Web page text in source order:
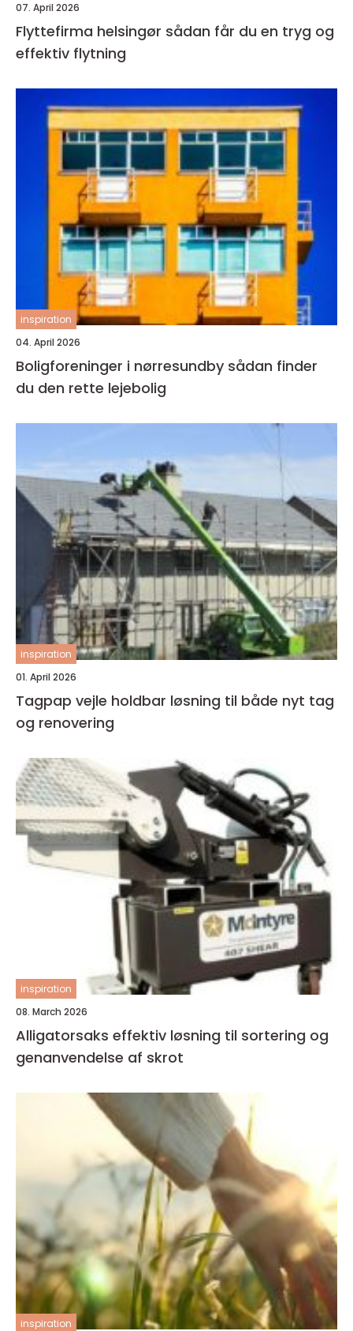
07. April 2026
Flyttefirma helsingør sådan får du en tryg og
effektiv flytning
inspiration
04. April 2026
Boligforeninger i nørresundby sådan finder
du den rette lejebolig
inspiration
01. April 2026
Tagpap vejle holdbar løsning til både nyt tag
og renovering
inspiration
08. March 2026
Alligatorsaks effektiv løsning til sortering og
genanvendelse af skrot
inspiration